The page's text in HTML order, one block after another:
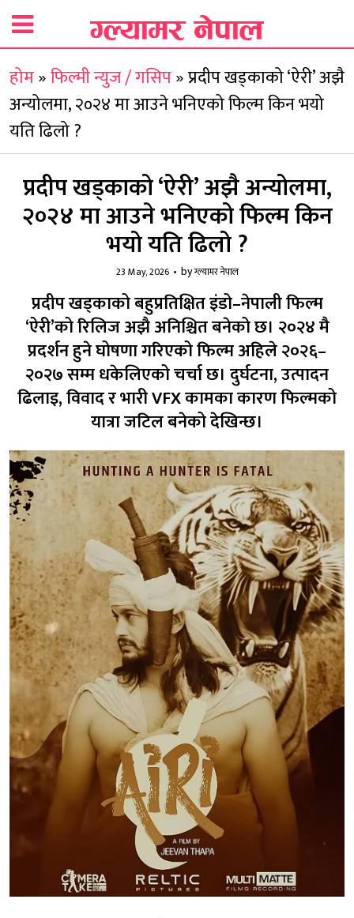
होम»फिल्मी न्युज / गसिप»प्रदीप खड्काको ‘ऐरी’ अझै
अन्योलमा, २०२४ मा आउने भनिएको फिल्म किन भयो
यति ढिलो ?
प्रदीप खड्काको ‘ऐरी’ अझै अन्योलमा,
२०२४ मा आउने भनिएको फिल्म किन
भयो यति ढिलो ?
23 May, 2026 byग्ल्यामर नेपाल
प्रदीप खड्काको बहुप्रतिक्षित इंडो–नेपाली फिल्म
‘ऐरी’को रिलिज अझै अनिश्चित बनेको छ। २०२४ मै
प्रदर्शन हुने घोषणा गरिएको फिल्म अहिले २०२६–
२०२७ सम्म धकेलिएको चर्चा छ। दुर्घटना, उत्पादन
ढिलाइ, विवाद र भारी VFX कामका कारण फिल्मको
यात्रा जटिल बनेको देखिन्छ।